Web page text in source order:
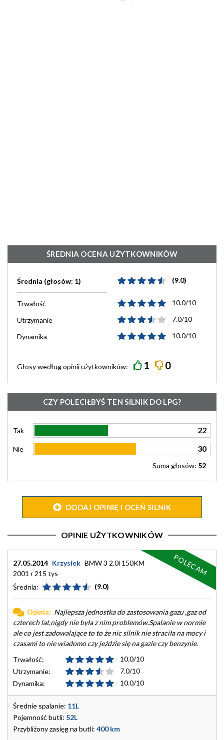
ŚREDNIA OCENA UŻYTKOWNIKÓW
Średnia (głosów: 1) (9.0)
Trwałość 10.0/10
Utrzymanie 7.0/10
Dynamika 10.0/10
Głosy wedługopiniiużytkowników: 1 0
CZY POLECIŁBYŚ TEN SILNIK DO LPG?
Tak 22
Nie 30
Suma głosów: 52
DODAJ OPINIĘ I OCEŃ SILNIK
OPINIE UŻYTKOWNIKÓW
27.05.2014 Krzysiek BMW 3 2.0i 150KM
2001 r 215 tys
Średnia:
(9.0)
Opinia: Najlepsza jednostka do zastosowania gazu ,gaz od
czterech lat,nigdy nie była z nim problemów.Spalanie w normie
ale co jest zadowalające to to że nic silnik nie straciła na mocy i
czasami to nie wiadomo czy jeździe się na gazie czy benzynie.
Trwałość:
10.0/10
Utrzymanie:
7.0/10
Dynamika:
10.0/10
Średnie spalanie: 11L
Pojemność butli: 52L
Przybliżony zasięg na butli: 400 km
POLECAM